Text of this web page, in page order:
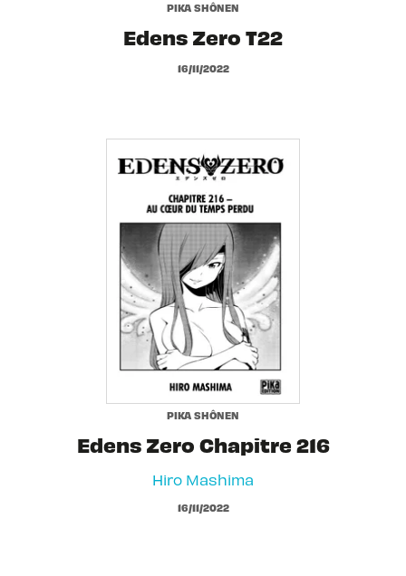
PIKA SHÔNEN
Edens Zero T22
16/11/2022
PIKA SHÔNEN
Edens Zero Chapitre 216
Hiro Mashima
16/11/2022